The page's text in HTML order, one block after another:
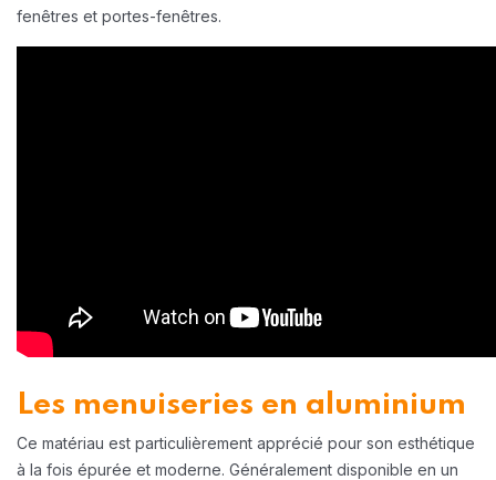
fenêtres et portes-fenêtres.
Les menuiseries en aluminium
Ce matériau est particulièrement apprécié pour son esthétique
à la fois épurée et moderne. Généralement disponible en un